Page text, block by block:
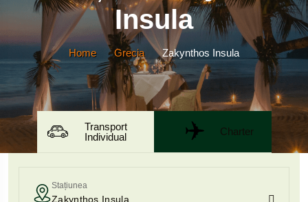
Insula
Home Grecia Zakynthos Insula
Transport
Individual
Charter
Stațiunea